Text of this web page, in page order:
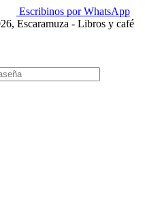
Escribinos por WhatsApp
Escaramuza - Libros y café